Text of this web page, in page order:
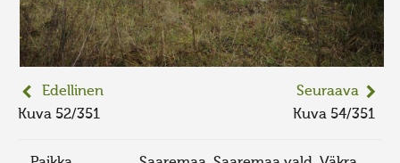
Edellinen
Kuva 52/351
Seuraava
Kuva 54/351